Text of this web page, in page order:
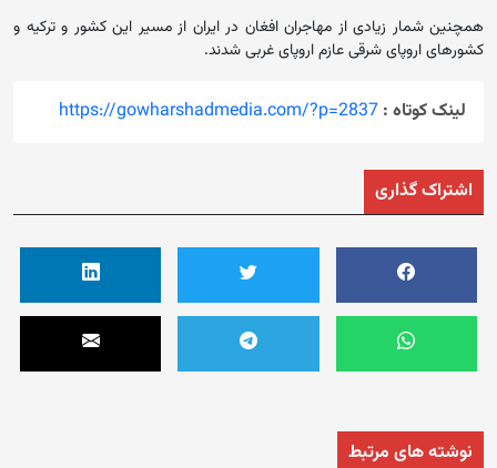
همچنین شمار زیادی از مهاجران افغان در ایران از مسیر این کشور و ترکیه و
کشورهای اروپای شرقی عازم اروپای غربی شدند.
لینک کوتاه : https://gowharshadmedia.com/?p=2837
اشتراک گذاری
نوشته های مرتبط